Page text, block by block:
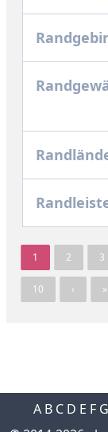
1 2 3
10 › »
A B C D E F G